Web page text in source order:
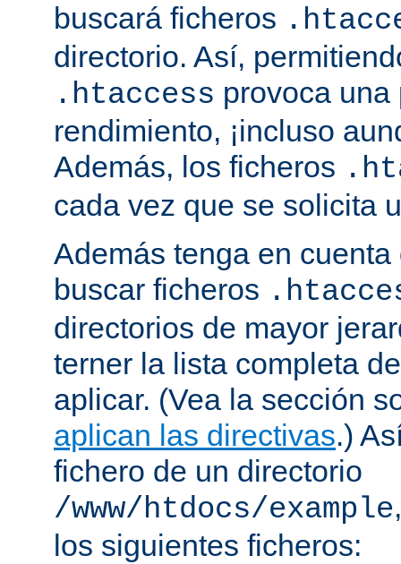
buscará ficheros
directorio. Así,
.htaccess provoca una
rendimiento, ¡incluso
Además, los ficheros
cada vez que se solicita
Además tenga en
buscar ficheros
directorios de mayor
terner la lista completa
aplicar. (Vea la sección
aplican las directivas.)
fichero de un directorio
/www/htdocs/example
los siguientes ficheros: